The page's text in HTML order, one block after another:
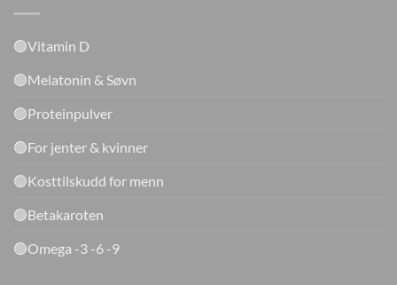
🟢Vitamin D
🟢Melatonin & Søvn
🟢Proteinpulver
🟢For jenter & kvinner
🟢Kosttilskudd for menn
🟢Betakaroten
🟢Omega -3 -6 -9